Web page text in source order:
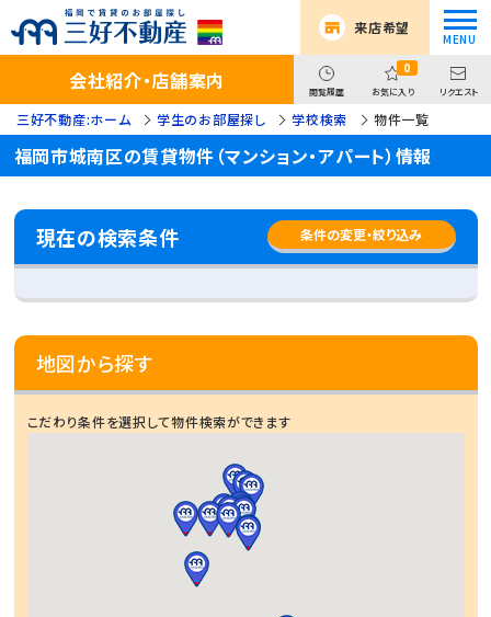
来店希望
会社紹介・店舗案内 閲覧履歴
0
お気に入り リクエスト
三好不動産:ホーム 学生のお部屋探し 学校検索 物件一覧
福岡市城南区の賃貸物件（マンション・アパート）情報
現在の検索条件 条件の変更・絞り込み
地図から探す
こだわり条件を選択して物件検索ができます